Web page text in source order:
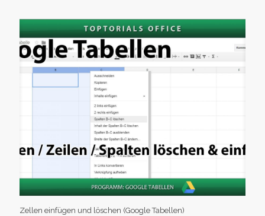
Zellen einfügen und löschen (Google Tabellen)